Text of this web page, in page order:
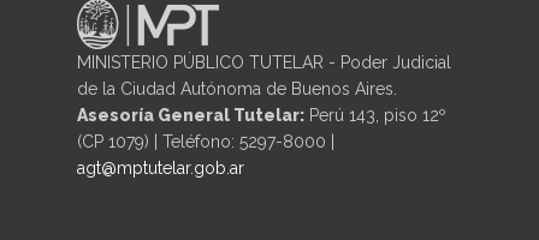
MINISTERIO PÚBLICO TUTELAR - Poder Judicial
de la Ciudad Autónoma de Buenos Aires.
Asesoría General Tutelar: Perú 143, piso 12º
(CP 1079) | Teléfono: 5297-8000 |
agt@mptutelar.gob.ar